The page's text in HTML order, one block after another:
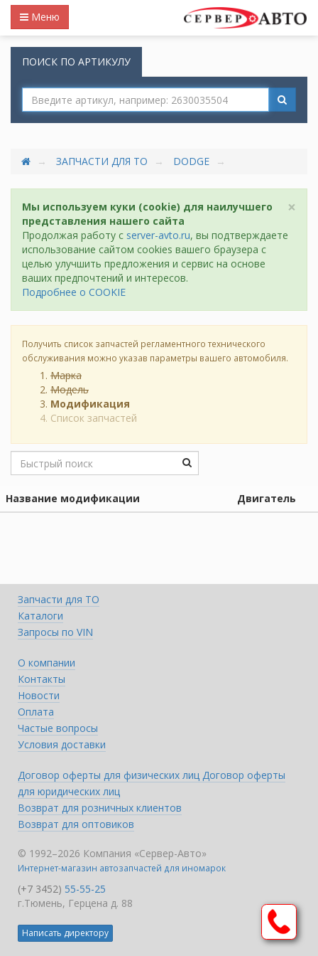
Меню
ПОИСК ПО АРТИКУЛУ
ЗАПЧАСТИ ДЛЯ ТО DODGE
×
Мы используем куки (cookie) для наилучшего
представления нашего сайта
Продолжая работу с server-avto.ru, вы подтверждаете
использование сайтом cookies вашего браузера с
целью улучшить предложения и сервис на основе
ваших предпочтений и интересов.
Подробнее о COOKIE
Получить список запчастей регламентного технического
обслуживания можно указав параметры вашего автомобиля.
Марка
Модель
Модификация
Список запчастей
Название модификации Двигатель
Запчасти для ТО
Каталоги
Запросы по VIN
О компании
Контакты
Новости
Оплата
Частые вопросы
Условия доставки
Договор оферты для физических лиц Договор оферты
для юридических лиц
Возврат для розничных клиентов
Возврат для оптовиков
© 1992–2026 Компания «Сервер-Авто»
Интернет-магазин автозапчастей для иномарок
(+7 3452) 55-55-25
г.Тюмень, Герцена д. 88
Написать директору